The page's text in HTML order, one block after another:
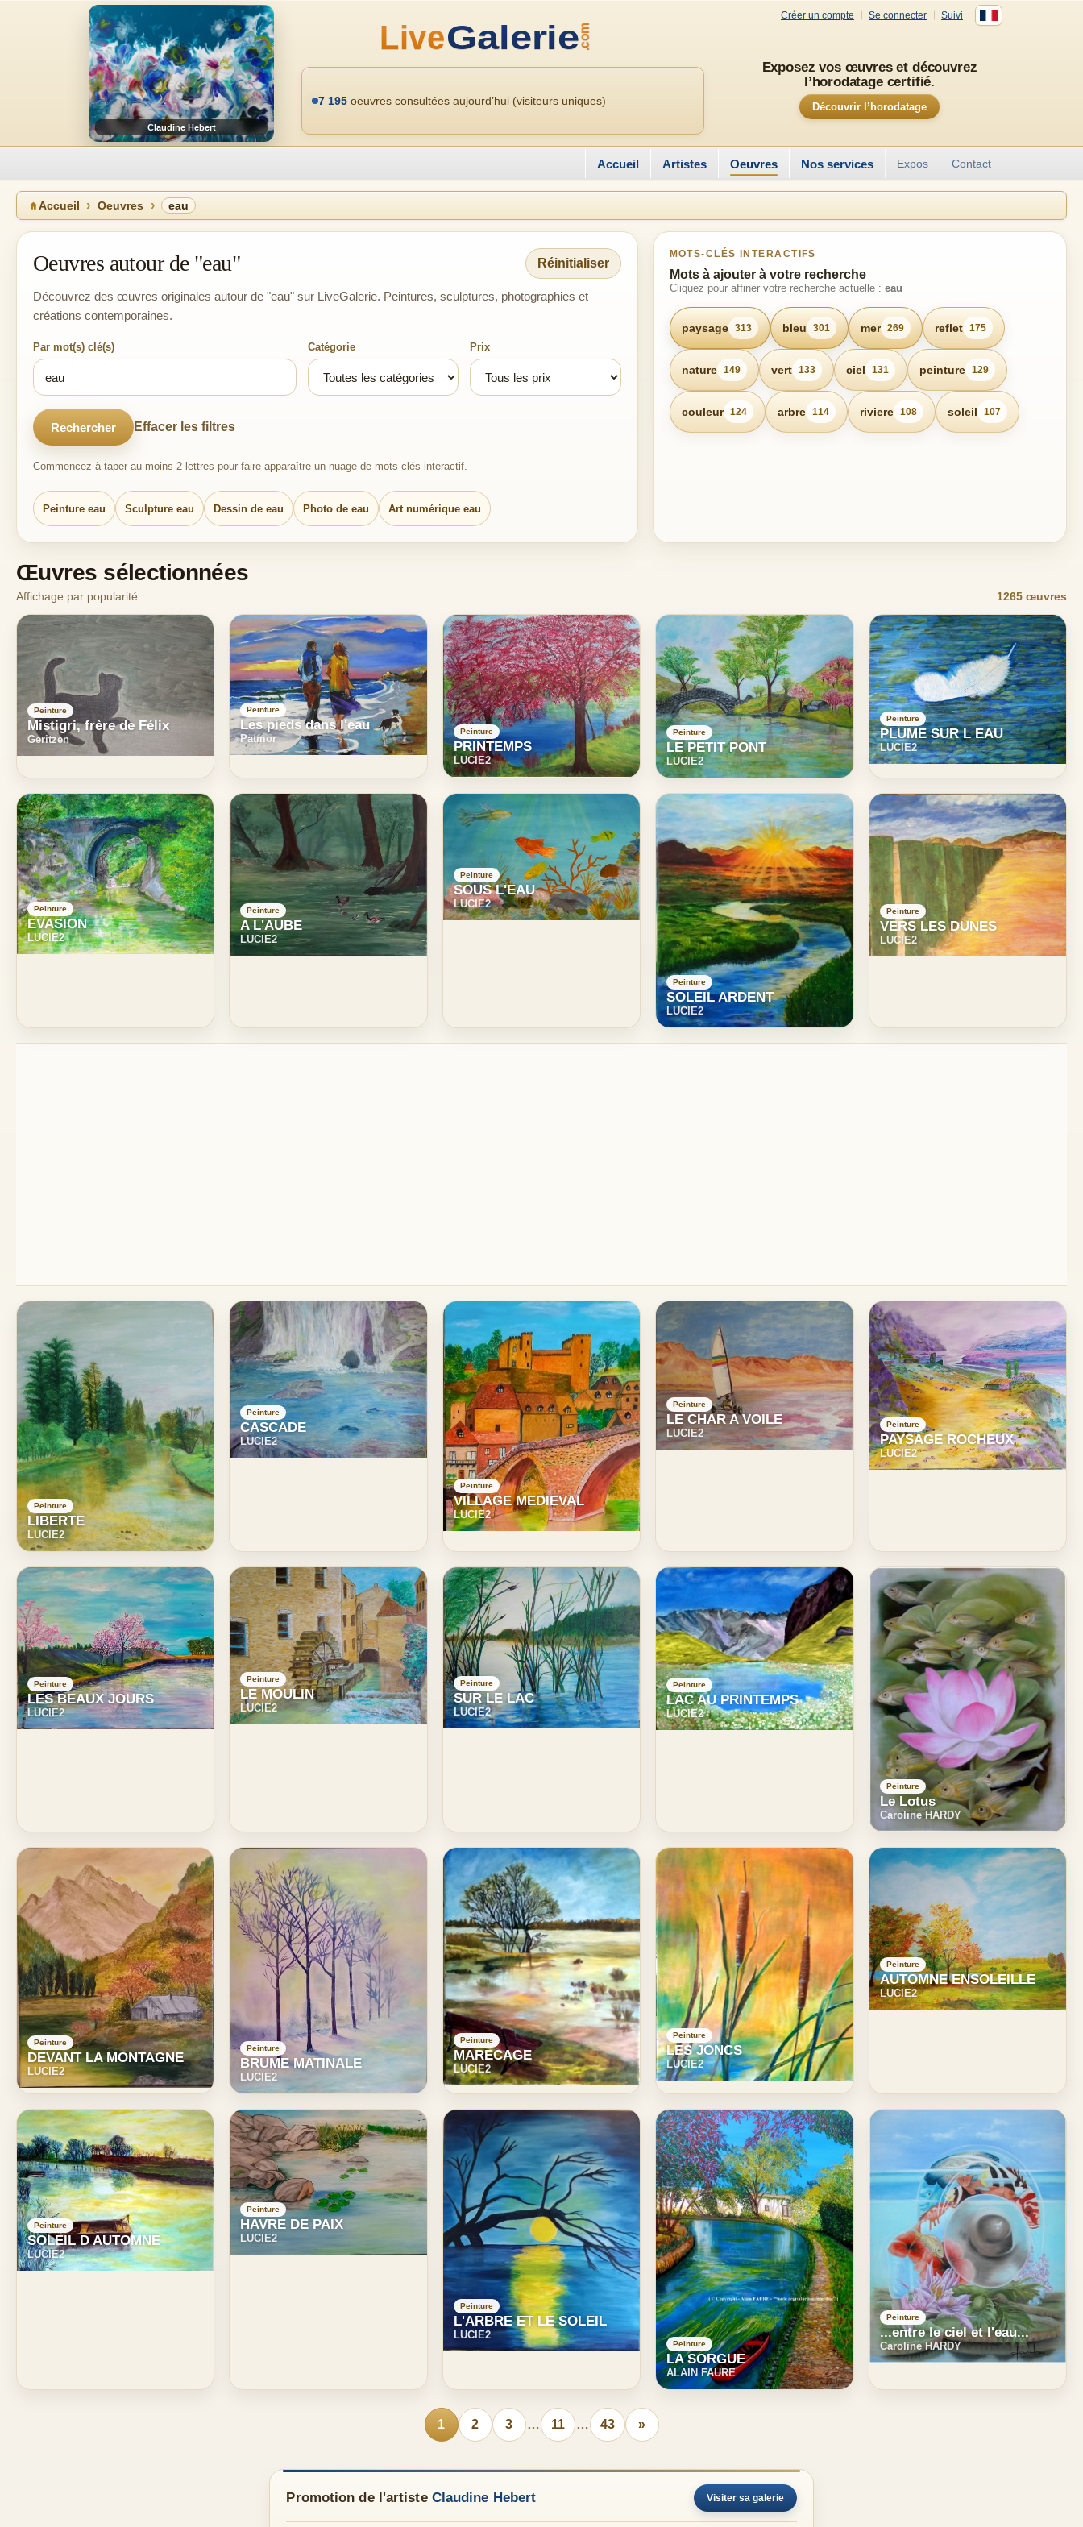
Claudine Hebert
Créer un compte Se connecter Suivi
Exposez vos œuvres et découvrez
l’horodatage certifié.
Découvrir l’horodatage
7 195 oeuvres consultées aujourd’hui (visiteurs uniques)
Accueil Artistes Oeuvres Nos services Expos Contact
Accueil Oeuvres eau
Oeuvres autour de "eau" Réinitialiser
Découvrez des œuvres originales autour de "eau" sur LiveGalerie. Peintures, sculptures, photographies et
créations contemporaines.
Par mot(s) clé(s) Catégorie Prix
Rechercher Effacer les filtres
Commencez à taper au moins 2 lettres pour faire apparaître un nuage de mots-clés interactif.
Peinture eau Sculpture eau Dessin de eau Photo de eau Art numérique eau
MOTS-CLÉS INTERACTIFS
Mots à ajouter à votre recherche
Cliquez pour affiner votre recherche actuelle : eau
paysage 313 bleu 301 mer 269 reflet 175
nature 149 vert 133 ciel 131 peinture 129
couleur 124 arbre 114 riviere 108 soleil 107
Œuvres sélectionnées
Affichage par popularité 1265 œuvres
Peinture
Mistigri, frère de Félix
Geritzen
Peinture
Les pieds dans l'eau
Patmor
Peinture
PRINTEMPS
LUCIE2
Peinture
LE PETIT PONT
LUCIE2
Peinture
PLUME SUR L EAU
LUCIE2
Peinture
EVASION
LUCIE2
Peinture
A L'AUBE
LUCIE2
Peinture
SOUS L'EAU
LUCIE2
Peinture
SOLEIL ARDENT
LUCIE2
Peinture
VERS LES DUNES
LUCIE2
Peinture
LIBERTE
LUCIE2
Peinture
CASCADE
LUCIE2
Peinture
VILLAGE MEDIEVAL
LUCIE2
Peinture
LE CHAR A VOILE
LUCIE2
Peinture
PAYSAGE ROCHEUX
LUCIE2
Peinture
LES BEAUX JOURS
LUCIE2
Peinture
LE MOULIN
LUCIE2
Peinture
SUR LE LAC
LUCIE2
Peinture
LAC AU PRINTEMPS
LUCIE2
Peinture
Le Lotus
Caroline HARDY
Peinture
DEVANT LA MONTAGNE
LUCIE2
Peinture
BRUME MATINALE
LUCIE2
Peinture
MARECAGE
LUCIE2
Peinture
LES JONCS
LUCIE2
Peinture
AUTOMNE ENSOLEILLE
LUCIE2
Peinture
SOLEIL D AUTOMNE
LUCIE2
Peinture
HAVRE DE PAIX
LUCIE2
Peinture
L'ARBRE ET LE SOLEIL
LUCIE2
Peinture
LA SORGUE
ALAIN FAURE
Peinture
...entre le ciel et l'eau...
Caroline HARDY
1 2 3 … 11 … 43 »
Promotion de l'artiste Claudine Hebert Visiter sa galerie